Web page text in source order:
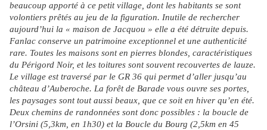
beaucoup apporté à ce petit village, dont les habitants se sont
volontiers prêtés au jeu de la figuration. Inutile de rechercher
aujourd’hui la « maison de Jacquou » elle a été détruite depuis.
Fanlac conserve un patrimoine exceptionnel et une authenticité
rare. Toutes les maisons sont en pierres blondes, caractéristiques
du Périgord Noir, et les toitures sont souvent recouvertes de lauze.
Le village est traversé par le GR 36 qui permet d’aller jusqu’au
château d’Auberoche. La forêt de Barade vous ouvre ses portes,
les paysages sont tout aussi beaux, que ce soit en hiver qu’en été.
Deux chemins de randonnées sont donc possibles : la boucle de
l’Orsini (5,3km, en 1h30) et la Boucle du Bourg (2,5km en 45